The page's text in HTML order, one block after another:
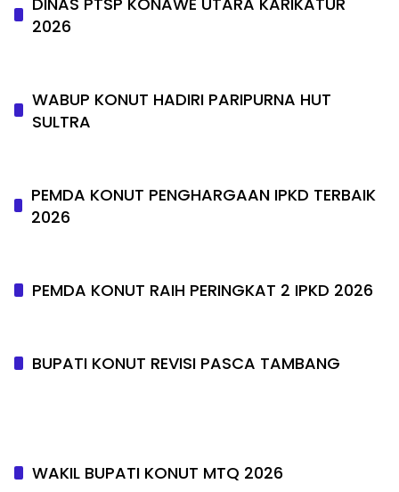
2026
WABUP KONUT HADIRI PARIPURNA HUT
SULTRA
PEMDA KONUT PENGHARGAAN IPKD TERBAIK
2026
PEMDA KONUT RAIH PERINGKAT 2 IPKD 2026
BUPATI KONUT REVISI PASCA TAMBANG
WAKIL BUPATI KONUT MTQ 2026